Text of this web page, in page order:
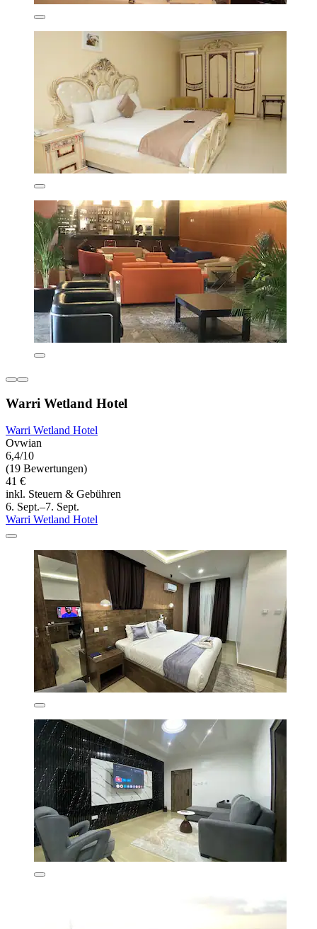
Warri Wetland Hotel
Warri Wetland Hotel
Ovwian
6,4/10
(19 Bewertungen)
41 €
inkl. Steuern & Gebühren
6. Sept.–7. Sept.
Warri Wetland Hotel